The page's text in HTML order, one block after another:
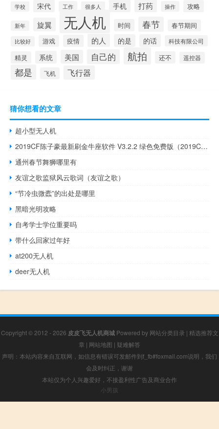
学校 宋代 工作 很多人 手机 打药 操作 攻略
新年 旋翼 无人机 时间 春节 春节期间
比较好 游戏 疫情 的人 的是 的话 科技有限公司
精灵 系统 美国 自己的 航拍 还不 遥控器
都是 飞机 飞行器
猜你想看的文章
超小型无人机
2019CF陈子豪最新刷金牛座软件 V3.2.2 绿色免费版（2019CF陈子豪最新刷金牛座软件 V3.2.2 绿色免费版功能简介）
通州春节舞狮哪里有
友谊之歌监狱风云歌词（友谊之歌）
“节冷虫微蠹”的出处是哪里
黑暗光明攻略
自考学士学位重要吗
带什么回家过年好
at200无人机
deer无人机
Copyright © 2012 - 2026 皮皮飞无人机商城Powered by 网站分类目录 | 精选推荐文
章 | 网站地图 | 疑难解答
声明：本站内容来自互联网，如信息有错误可发邮件到f_fb#foxmail.com说明，我们
会及时纠正，谢谢
本站仅为个人兴趣爱好，不接盈利性广告及商业合作
小男孩